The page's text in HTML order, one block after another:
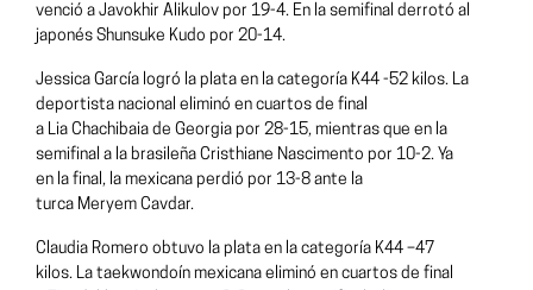
venció a Javokhir Alikulov por 19-4. En la semifinal derrotó al
japonés Shunsuke Kudo por 20-14.
Jessica García logró la plata en la categoría K44 -52 kilos. La
deportista nacional eliminó en cuartos de final
a Lia Chachibaia de Georgia por 28-15, mientras que en la
semifinal a la brasileña Cristhiane Nascimento por 10-2. Ya
en la final, la mexicana perdió por 13-8 ante la
turca Meryem Cavdar.
Claudia Romero obtuvo la plata en la categoría K44 –47
kilos. La taekwondoín mexicana eliminó en cuartos de final